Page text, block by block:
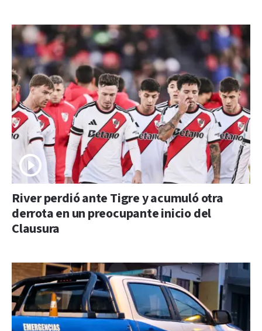
River perdió ante Tigre y acumuló otra
derrota en un preocupante inicio del
Clausura